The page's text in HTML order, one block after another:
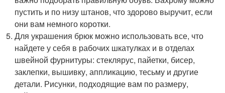
пустить и по низу штанов, что здорово выручит, если
они вам немного коротки.
Для украшения брюк можно использовать все, что
найдете у себя в рабочих шкатулках и в отделах
швейной фурнитуры: стеклярус, пайетки, бисер,
заклепки, вышивку, аппликацию, тесьму и другие
детали. Рисунки, подходящие вам по размеру,